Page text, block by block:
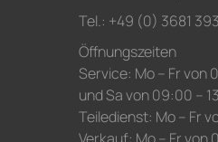
Tel.: +49 (0) 3681
Öffnungszeiten
Service: Mo – Fr von
und Sa von 09:00 –
Teiledienst: Mo – Fr